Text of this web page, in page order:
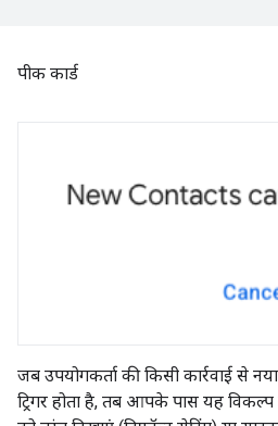
पीक कार्ड
जब उपयोगकर्ता की किसी कार्रवाई से नया
ट्रिगर होता है, तब आपके पास यह